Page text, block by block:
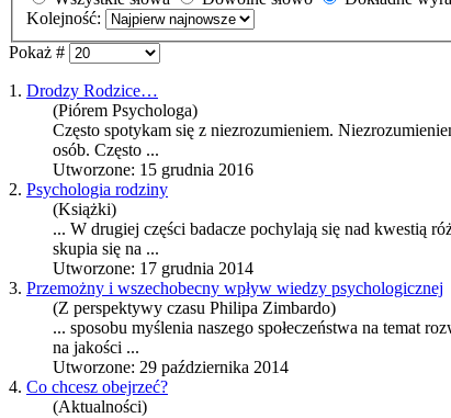
Kolejność:
Pokaż #
1. Drodzy Rodzice…
(Piórem Psychologa)
Często spotykam się z niezrozumieniem.
osób. Często ...
Utworzone: 15 grudnia 2016
2. Psychologia rodziny
(Książki)
... W drugiej części badacze pochylają się nad kwestią
skupia się na ...
Utworzone: 17 grudnia 2014
3. Przemożny i wszechobecny wpływ wiedzy psychologicznej
(Z perspektywy czasu Philipa Zimbardo)
... sposobu myślenia naszego społeczeństwa na temat
na jakości ...
Utworzone: 29 października 2014
4. Co chcesz obejrzeć?
(Aktualności)